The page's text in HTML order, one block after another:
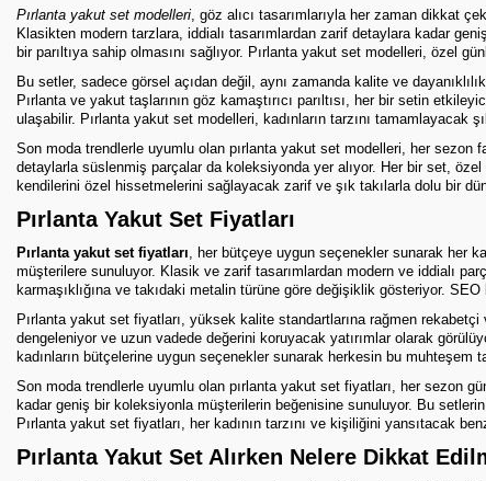
Pırlanta yakut set modelleri, göz alıcı tasarımlarıyla her zaman dikkat
Klasikten modern tarzlara, iddialı tasarımlardan zarif detaylara kadar
bir parıltıya sahip olmasını sağlıyor. Pırlanta yakut set modelleri, özel
Bu setler, sadece görsel açıdan değil, aynı zamanda kalite ve
Pırlanta ve yakut taşlarının göz kamaştırıcı parıltısı, her bir setin
ulaşabilir. Pırlanta yakut set modelleri, kadınların tarzını tamamlayacak
Son moda trendlerle uyumlu olan pırlanta yakut set modelleri, her sezon
detaylarla süslenmiş parçalar da koleksiyonda yer alıyor. Her bir set,
kendilerini özel hissetmelerini sağlayacak zarif ve şık takılarla dolu bir
Pırlanta Yakut Set Fiyatları
Pırlanta yakut set fiyatları, her bütçeye uygun seçenekler sunarak her
müşterilere sunuluyor. Klasik ve zarif tasarımlardan modern ve iddialı
karmaşıklığına ve takıdaki metalin türüne göre değişiklik gösteriyor.
Pırlanta yakut set fiyatları, yüksek kalite standartlarına rağmen
dengeleniyor ve uzun vadede değerini koruyacak yatırımlar olarak
kadınların bütçelerine uygun seçenekler sunarak herkesin bu muhteşem
Son moda trendlerle uyumlu olan pırlanta yakut set fiyatları, her sezon
kadar geniş bir koleksiyonla müşterilerin beğenisine sunuluyor. Bu
Pırlanta yakut set fiyatları, her kadının tarzını ve kişiliğini yansıtacak
Pırlanta Yakut Set Alırken Nelere Dikkat